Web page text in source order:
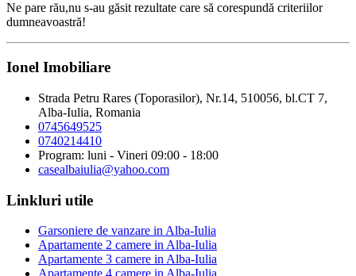
Ne pare rău,nu s-au găsit rezultate care să corespundă criteriilor
dumneavoastră!
Ionel Imobiliare
Strada Petru Rares (Toporasilor), Nr.14, 510056, bl.CT 7,
Alba-Iulia, Romania
0745649525
0740214410
Program: luni - Vineri 09:00 - 18:00
casealbaiulia@yahoo.com
Linkluri utile
Garsoniere de vanzare in Alba-Iulia
Apartamente 2 camere in Alba-Iulia
Apartamente 3 camere in Alba-Iulia